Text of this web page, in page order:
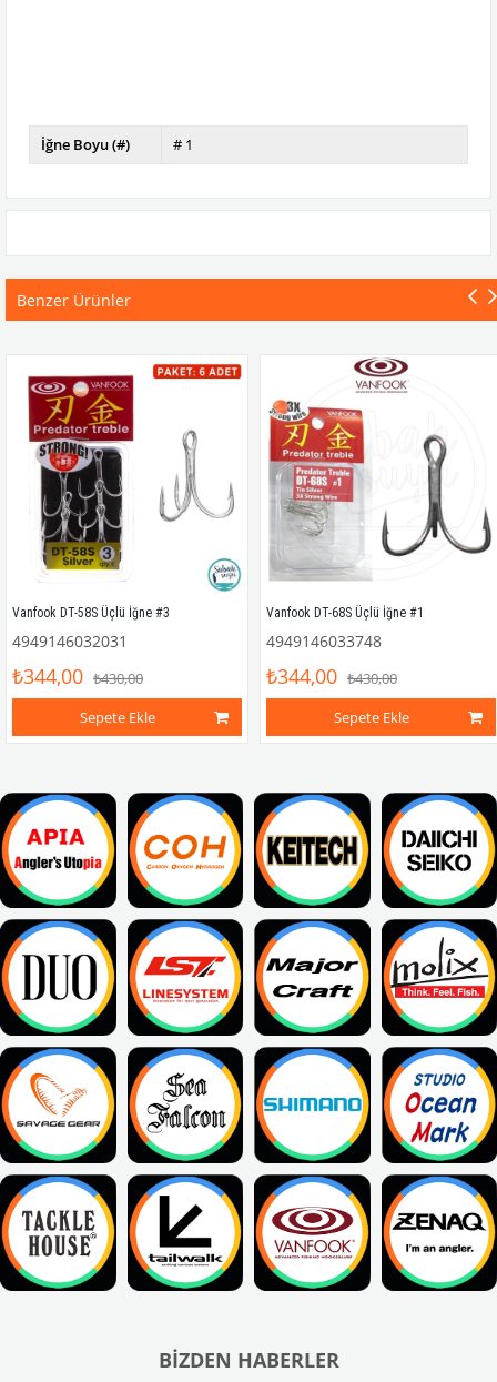
İğne Boyu (#) # 1
Benzer Ürünler
Vanfook DT-58S Üçlü İğne #3
4949146032031
₺344,00 ₺430,00
Sepete Ekle
Vanfook DT-68S Üçlü İğne #1
4949146033748
₺344,00 ₺430,00
Sepete Ekle
BIZDEN HABERLER